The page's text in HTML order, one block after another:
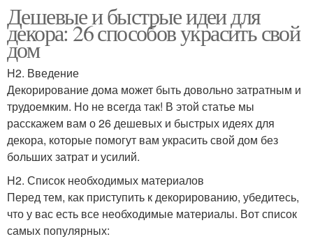
Дешевые и быстрые идеи для
декора: 26 способов украсить свой
дом
H2. Введение
Декорирование дома может быть довольно затратным и
трудоемким. Но не всегда так! В этой статье мы
расскажем вам о 26 дешевых и быстрых идеях для
декора, которые помогут вам украсить свой дом без
больших затрат и усилий.
H2. Список необходимых материалов
Перед тем, как приступить к декорированию, убедитесь,
что у вас есть все необходимые материалы. Вот список
самых популярных: